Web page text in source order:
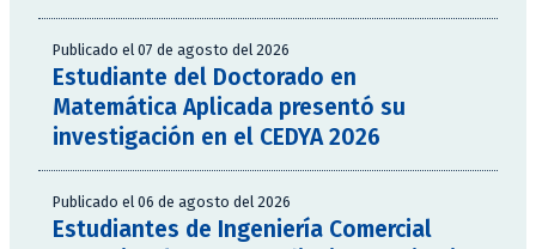
Publicado el 07 de agosto del 2026
Estudiante del Doctorado en
Matemática Aplicada presentó su
investigación en el CEDYA 2026
Publicado el 06 de agosto del 2026
Estudiantes de Ingeniería Comercial